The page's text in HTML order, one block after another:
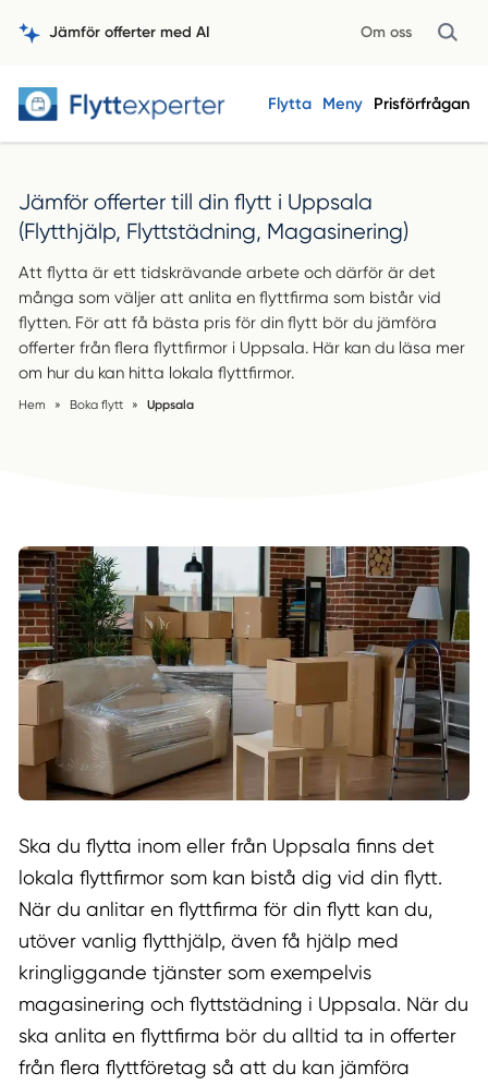
Jämför offerter med AI Om oss
Flytta Meny Prisförfrågan
Jämför offerter till din flytt i Uppsala
(Flytthjälp, Flyttstädning, Magasinering)
Att flytta är ett tidskrävande arbete och därför är det
många som väljer att anlita en flyttfirma som bistår vid
flytten. För att få bästa pris för din flytt bör du jämföra
offerter från flera flyttfirmor i Uppsala. Här kan du läsa mer
om hur du kan hitta lokala flyttfirmor.
Hem » Boka flytt » Uppsala
Ska du flytta inom eller från Uppsala finns det
lokala flyttfirmor som kan bistå dig vid din flytt.
När du anlitar en flyttfirma för din flytt kan du,
utöver vanlig flytthjälp, även få hjälp med
kringliggande tjänster som exempelvis
magasinering och flyttstädning i Uppsala. När du
ska anlita en flyttfirma bör du alltid ta in offerter
från flera flyttföretag så att du kan jämföra